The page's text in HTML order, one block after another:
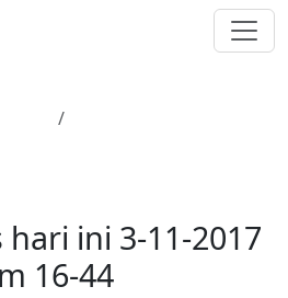
ini 3-11-2017
16-44